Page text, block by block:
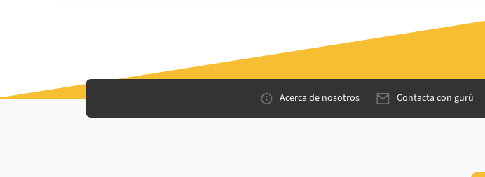
Acerca de nosotros Contacta con gurú